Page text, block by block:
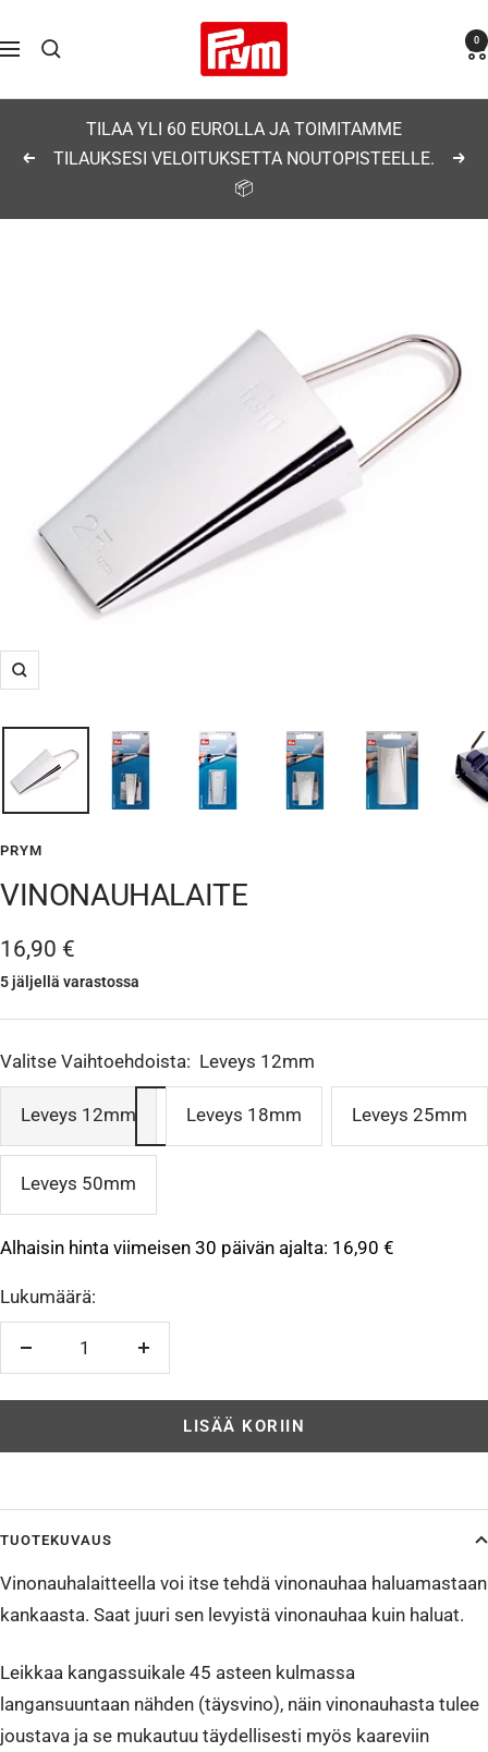
sisältöön
Navigaatio
Prym 0
Edellinen
TILAA YLI 60 EUROLLA JA TOIMITAMME
TILAUKSESI VELOITUKSETTA NOUTOPISTEELLE.
📦
Suurenna
PRYM
VINONAUHALAITE
Alennushinta
16,90 €
5 jäljellä varastossa
Valitse Vaihtoehdoista: Leveys 12mm
Leveys 12mm Leveys 18mm Leveys 25mm
Leveys 50mm
Alhaisin hinta viimeisen 30 päivän ajalta: 16,90 €
Lukumäärä:
Vähennä
LISÄÄ KORIIN
TUOTEKUVAUS
Vinonauhalaitteella voi itse tehdä vinonauhaa haluamastaan
kankaasta. Saat juuri sen levyistä vinonauhaa kuin haluat.
Leikkaa kangassuikale 45 asteen kulmassa
langansuuntaan nähden (täysvino), näin vinonauhasta tulee
joustava ja se mukautuu täydellisesti myös kaareviin